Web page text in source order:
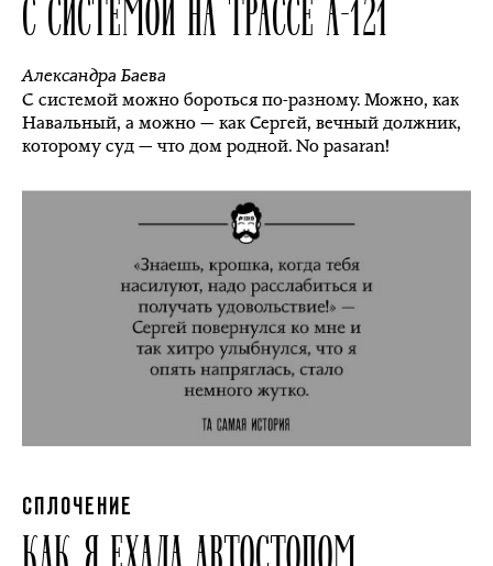
С СИСТЕМОЙ НА ТРАССЕ А-121
Александра Баева
С системой можно бороться по-разному. Можно, как
Навальный, а можно — как Сергей, вечный должник,
которому суд — что дом родной. No pasaran!
СПЛОЧЕНИЕ
КАК Я ЕХАЛА АВТОСТОПОМ